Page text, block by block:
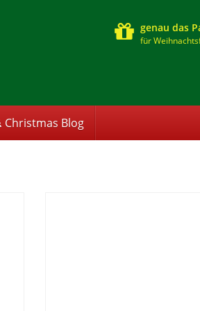
genau das
für
Christmas Blog